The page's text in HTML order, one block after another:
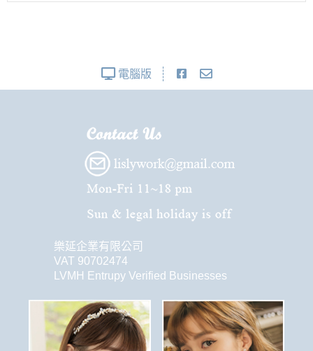
電腦版
樂延企業有限公司
VAT 90702474
LVMH Entrupy Verified Businesses